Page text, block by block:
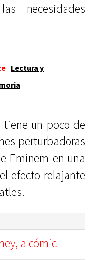
necesidades
Lectura y
un poco de
perturbadoras
Eminem en una
efecto relajante
a cómic